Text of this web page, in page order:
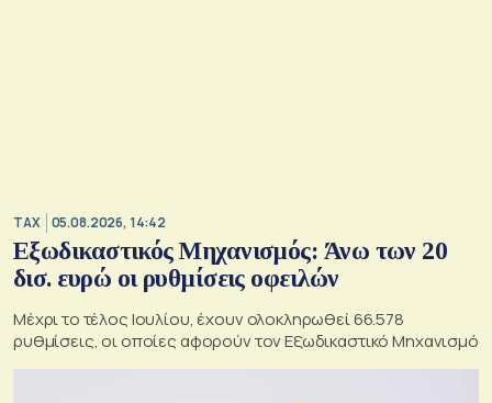
TAX 05.08.2026, 14:42
Εξωδικαστικός Μηχανισμός: Άνω των 20
δισ. ευρώ οι ρυθμίσεις οφειλών
Μέχρι το τέλος Ιουλίου, έχουν ολοκληρωθεί 66.578
ρυθμίσεις, οι οποίες αφορούν τον Εξωδικαστικό Μηχανισμό